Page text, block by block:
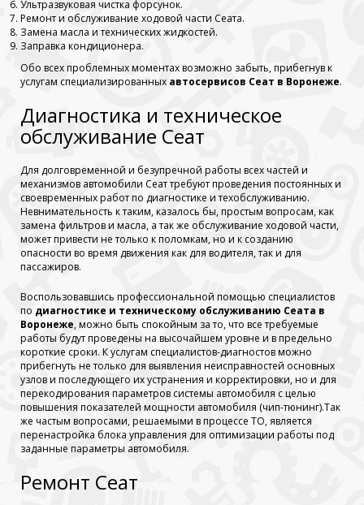
Ультразвуковая чистка форсунок.
Ремонт и обслуживание ходовой части Сеата.
Замена масла и технических жидкостей.
Заправка кондиционера.
Обо всех проблемных моментах возможно забыть, прибегнув к
услугам специализированных автосервисов Сеат в Воронеже.
Диагностика и техническое
обслуживание Сеат
Для долговременной и безупречной работы всех частей и
механизмов автомобили Сеат требуют проведения постоянных и
своевременных работ по диагностике и техобслуживанию.
Невнимательность к таким, казалось бы, простым вопросам, как
замена фильтров и масла, а так же обслуживание ходовой части,
может привести не только к поломкам, но и к созданию
опасности во время движения как для водителя, так и для
пассажиров.
Воспользовавшись профессиональной помощью специалистов
по диагностике и техническому обслуживанию Сеата в
Воронеже, можно быть спокойным за то, что все требуемые
работы будут проведены на высочайшем уровне и в предельно
короткие сроки. К услугам специалистов-диагностов можно
прибегнуть не только для выявления неисправностей основных
узлов и последующего их устранения и корректировки, но и для
перекодирования параметров системы автомобиля с целью
повышения показателей мощности автомобиля (чип-тюнинг).Так
же частым вопросами, решаемыми в процессе ТО, является
перенастройка блока управления для оптимизации работы под
заданные параметры автомобиля.
Ремонт Сеат